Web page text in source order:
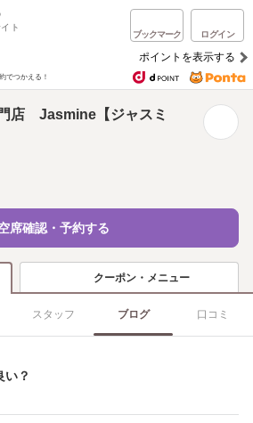
ト
ブックマーク ログイン
ポイントを表示する
でつかえる！
店 Jasmine【ジャスミ
席確認・予約する
クーポン・メニュー
スタッフ ブログ 口コミ
い？